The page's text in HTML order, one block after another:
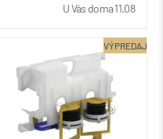
U Vás doma 11.08
VÝPREDAJ